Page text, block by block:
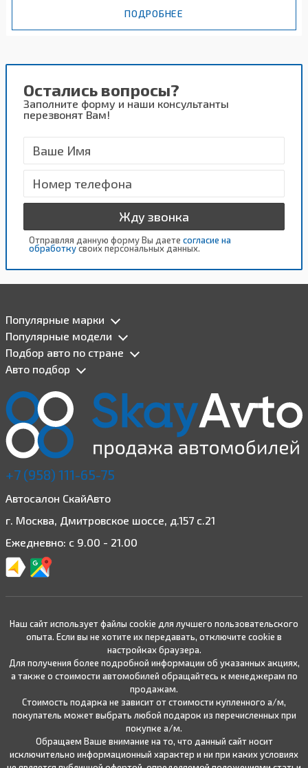
ПОДРОБНЕЕ
Остались вопросы?
Заполните форму и наши консультанты
перезвонят Вам!
Жду звонка
Отправляя данную форму Вы даете согласие на
обработкусвоих персональных данных.
Популярные марки
Популярные модели
Подбор авто по стране
Авто подбор
+7 (958) 111-65-75
Автосалон СкайАвто
г. Москва, Дмитровское шоссе, д.157 с.21
Ежедневно: с 9.00 - 21.00
Наш сайт использует файлы cookie для лучшего пользовательского
опыта. Если вы не хотите их передавать, отключите cookie в
настройках браузера.
Для получения более подробной информации об указанных акциях,
а также о стоимости автомобилей обращайтесь к менеджерам по
продажам.
Стоимость подарка не зависит от стоимости купленного а/м,
покупатель может выбрать любой подарок из перечисленных при
покупке а/м.
Обращаем Ваше внимание на то, что данный сайт носит
исключительно информационный характер и ни при каких условиях